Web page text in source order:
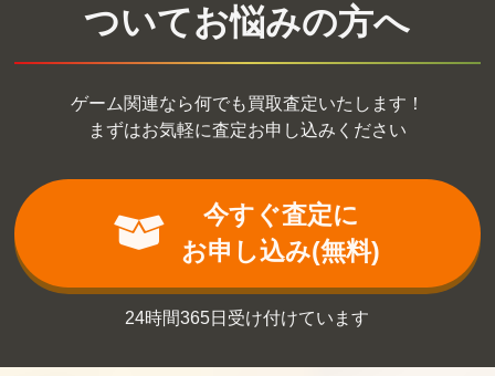
ついてお悩みの方へ
ゲーム関連なら何でも買取査定いたします！
まずはお気軽に査定お申し込みください
今すぐ査定に
お申し込み(無料)
24時間365日受け付けています